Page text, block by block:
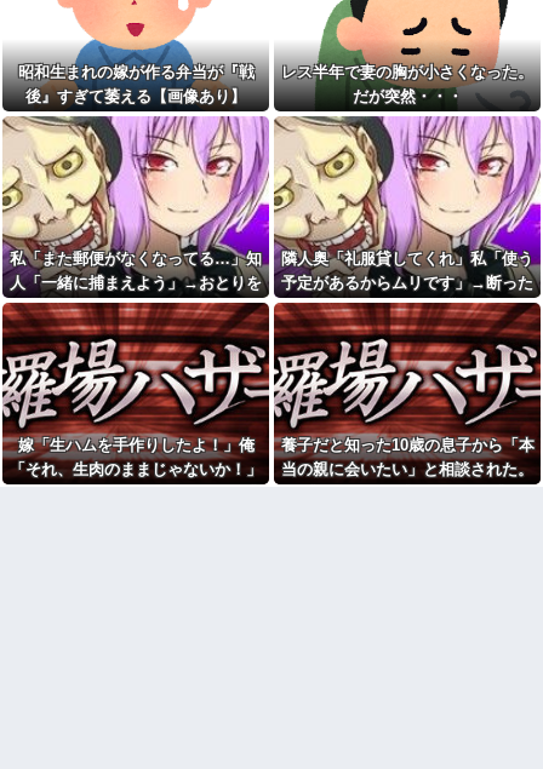
付けられた。本当に食べてる間
だけ見て、店に迷子として預け
激辛チャレンジの契約書にサ
インし、チャレンジしたらとん
でもない事態になった。救急車
運ばれ胃の洗浄や入院2日で10万
超えて...
養子だと知った10歳の息子か
ら「本当の親に会いたい」と相
談された。正直に答えたら夫婦
関係が急変して…
裁判中に間男の勤務先へ訴状
のコピーを送ったら、相手側が
名誉毀損だと猛反発。裁判官ま
でロを挟む事態になって…
1年前に嫁と「子供を作る条件
で」結婚。だが嫁が子供を作れ
ない体だと知ったので離婚へ。
ちいかわ作者さん、総額30億
超の大豪邸を建てるｗｗｗｗｗ
ｗｗｗｗｗｗｗｗｗｗｗｗｗｗ
【画像】秋葉原で大量のメイ
ド＆巫女たちがぶっかけ祭ｗｗ
ｗｗｗｗｗｗｗｗｗ
【悲報】へずまりゅう（35）
【呆然】取引先専務「Aを20
個注文する」ぼく「いつも1～2
個しか使わないけど本当に20で
あってる？」取専「あってる」
⇒結果！
しょっぱいラーメンの汁を残
したら隣のおっさんに「何故残
す！」と怒鳴られた……友人に
も「スープが本体だろあり得な
い」と説教されたんだが、塩分
過剰だし味の好みは自由だろ！
彼は私が何かしても、一度も
「ありがとう」と言わない
【画像】安井カノンちゃん、
バニーガールコスプレでうっか
り谷間が見えてしまう他
彼は私が何かしても、一度も
「ありがとう」と言わない
【緊急事態】母親がコレで30
万振り込む！危機回避能力が問
われるｗｗｗｗ
24歳年収550万ワイ、高級車も
豪邸も買えない人生が確定して
いる事実に咽び泣く
【腹筋崩壊】見た瞬間吹いた
昭和生まれの嫁が作る弁当が『戦
後』すぎて萎える【画像あり】
レス半年で妻の胸が小さくなった。
だが突然・・・
私「また郵便がなくなってる…」知
人「一緒に捕まえよう」→おとりを
仕掛けたら泥奥がまんまと引っかか
り…
隣人奥「礼服貸してくれ」私「使う
予定があるからムリです」→断った
途端、とんでもない暴言を吐かれ
て…
嫁「生ハムを手作りしたよ！」俺
「それ、生肉のままじゃないか！」
養子だと知った10歳の息子から「本
当の親に会いたい」と相談された。